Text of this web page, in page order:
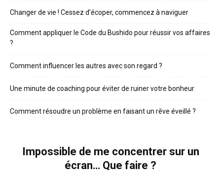
Changer de vie ! Cessez d’écoper, commencez à naviguer
Comment appliquer le Code du Bushido pour réussir vos affaires
?
Comment influencer les autres avec son regard ?
Une minute de coaching pour éviter de ruiner votre bonheur
Comment résoudre un problème en faisant un rêve éveillé ?
Impossible de me concentrer sur un
écran… Que faire ?